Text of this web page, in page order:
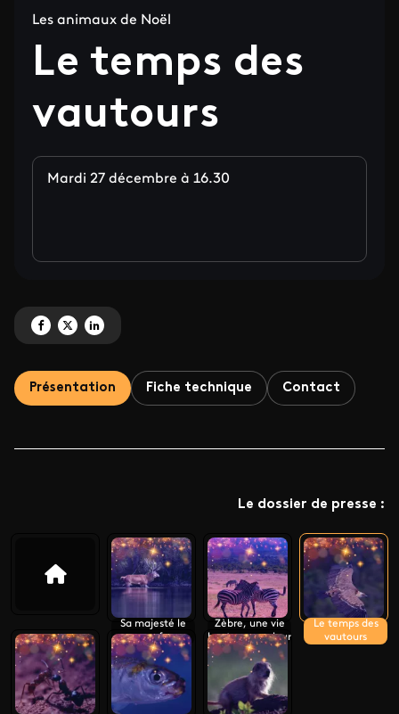
Les animaux de Noël
Le temps des
vautours
Mardi 27 décembre à 16.30
Partagez 'Le temps des vautours' sur Facebook
Partagez 'Le temps des vautours' sur X
Partagez 'Le temps des vautours' sur LinkedIn
Présentation Fiche technique Contact
Le dossier de presse :
Sa majesté le
cerf
Zèbre, une vie
haute en couleur
Le temps des
vautours